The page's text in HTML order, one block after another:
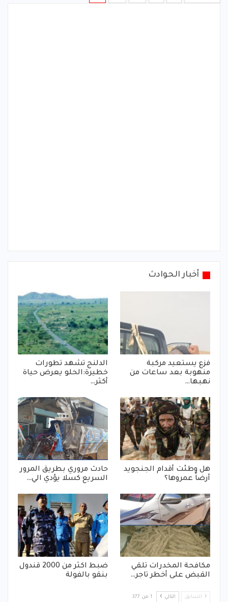
أخبار الحوادث
فزع يستعيد مركبة
منهوبة بعد ساعات من
نهبها…
الدلنج تشهد تطورات
خطيرة:الحلو يعرض حياة
أكثر…
هل وطئت أقدام الجنجويد
أرضاً عمروها؟
حادث مروري بطريق المرور
السريع كسلا يؤدي الي…
مكافحة المخدرات تلقي
القبض على أخطر تاجر…
ضبط اكثر من 2000 قندول
بنقو بالفولة
السابق التالي 1 من 377